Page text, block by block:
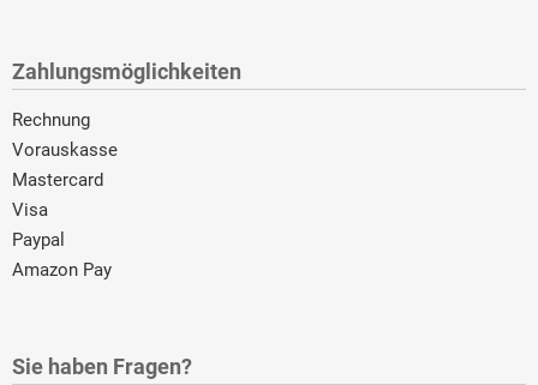
Zahlungsmöglichkeiten
Rechnung
Vorauskasse
Mastercard
Visa
Paypal
Amazon Pay
Sie haben Fragen?